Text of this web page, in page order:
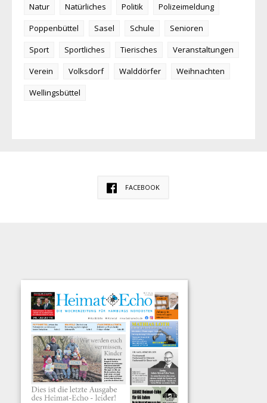
Natur
Natürliches Politik
Polizeimeldung
Poppenbüttel
Sasel Schule
Senioren
Sport
Sportliches Tierisches
Veranstaltungen
Verein
Volksdorf Walddörfer
Weihnachten
Wellingsbüttel
FACEBOOK